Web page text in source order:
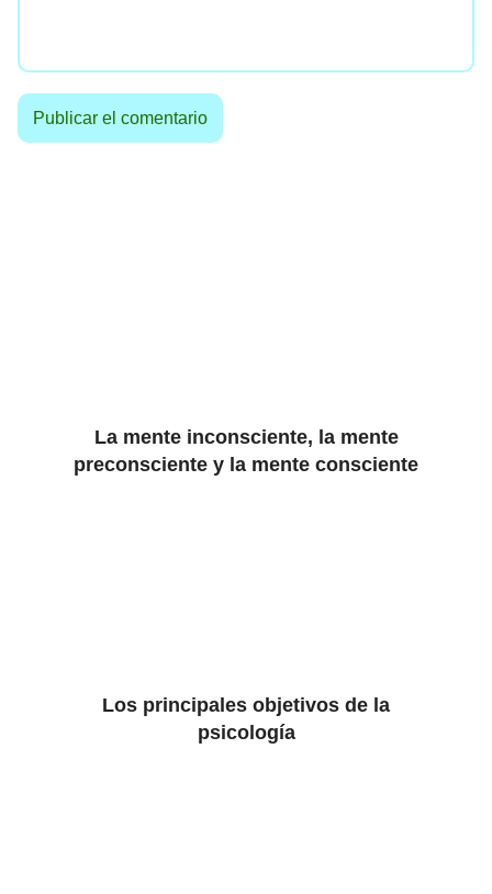
La mente inconsciente, la mente
preconsciente y la mente consciente
Los principales objetivos de la
psicología